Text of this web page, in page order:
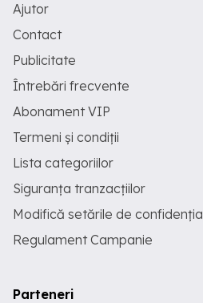
Ajutor
Contact
Publicitate
Întrebări frecvente
Abonament VIP
Termeni și condiții
Lista categoriilor
Siguranța tranzacțiilor
Modifică setările de
Regulament Campanie
Parteneri